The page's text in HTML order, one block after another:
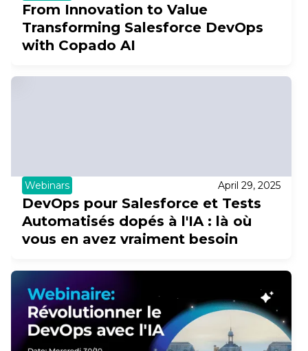
From Innovation to Value
Transforming Salesforce DevOps
with Copado AI
Webinars April 29, 2025
DevOps pour Salesforce et Tests
Automatisés dopés à l'IA : là où
vous en avez vraiment besoin